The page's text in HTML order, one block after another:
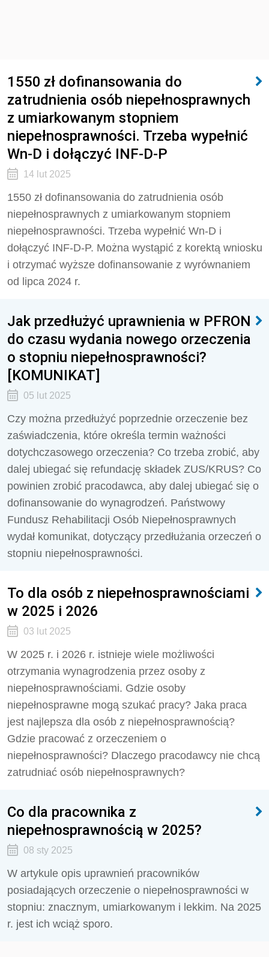
1550 zł dofinansowania do
zatrudnienia osób niepełnosprawnych
z umiarkowanym stopniem
niepełnosprawności. Trzeba wypełnić
Wn-D i dołączyć INF-D-P
14 lut 2025
1550 zł dofinansowania do zatrudnienia osób
niepełnosprawnych z umiarkowanym stopniem
niepełnosprawności. Trzeba wypełnić Wn-D i
dołączyć INF-D-P. Można wystąpić z korektą wniosku
i otrzymać wyższe dofinansowanie z wyrównaniem
od lipca 2024 r.
Jak przedłużyć uprawnienia w PFRON
do czasu wydania nowego orzeczenia
o stopniu niepełnosprawności?
[KOMUNIKAT]
05 lut 2025
Czy można przedłużyć poprzednie orzeczenie bez
zaświadczenia, które określa termin ważności
dotychczasowego orzeczenia? Co trzeba zrobić, aby
dalej ubiegać się refundację składek ZUS/KRUS? Co
powinien zrobić pracodawca, aby dalej ubiegać się o
dofinansowanie do wynagrodzeń. Państwowy
Fundusz Rehabilitacji Osób Niepełnosprawnych
wydał komunikat, dotyczący przedłużania orzeczeń o
stopniu niepełnosprawności.
To dla osób z niepełnosprawnościami
w 2025 i 2026
03 lut 2025
W 2025 r. i 2026 r. istnieje wiele możliwości
otrzymania wynagrodzenia przez osoby z
niepełnosprawnościami. Gdzie osoby
niepełnosprawne mogą szukać pracy? Jaka praca
jest najlepsza dla osób z niepełnosprawnością?
Gdzie pracować z orzeczeniem o
niepełnosprawności? Dlaczego pracodawcy nie chcą
zatrudniać osób niepełnosprawnych?
Co dla pracownika z
niepełnosprawnością w 2025?
08 sty 2025
W artykule opis uprawnień pracowników
posiadających orzeczenie o niepełnosprawności w
stopniu: znacznym, umiarkowanym i lekkim. Na 2025
r. jest ich wciąż sporo.